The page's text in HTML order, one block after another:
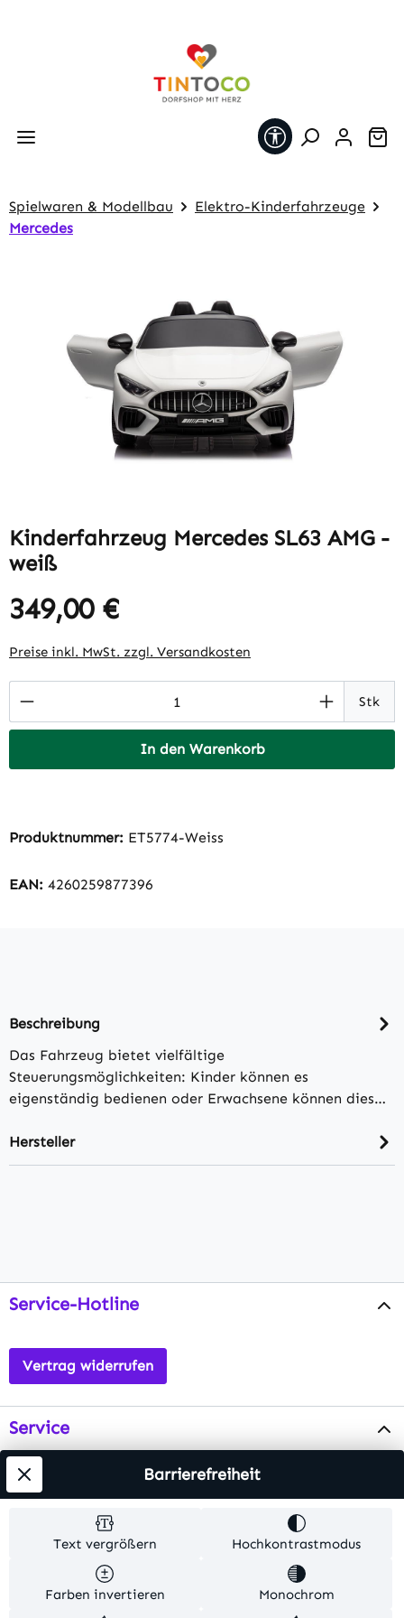
Werkzeugleiste
Spielwaren & Modellbau
Elektro-Kinderfahrzeuge
Mercedes
Kinderfahrzeug Mercedes SL63 AMG -
weiß
Regulärer Preis:
349,00 €
Preise inkl. MwSt. zzgl. Versandkosten
Produkt Anzahl: Gib den gewünschtenStk
In den Warenkorb
Produktnummer: ET5774-Weiss
EAN: 4260259877396
Beschreibung
Das Fahrzeug bietet vielfältige
Steuerungsmöglichkeiten: Kinder können es
eigenständig bedienen oder Erwachsene können dies…
Hersteller
Service-Hotline
Vertrag widerrufen
Service
Info
Alle Preise inkl. gesetzl. Mehrwertsteuer zzgl.
Versandkosten . Alle Artikelangaben sind
Text vergrößern Hochkontrastmodus
Farben invertieren Monochrom
Barrierefreiheit